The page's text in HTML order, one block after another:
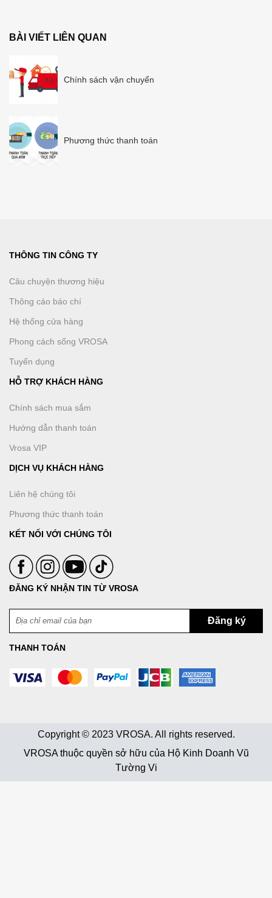
BÀI VIẾT LIÊN QUAN
Chính sách vận chuyển
Phương thức thanh toán
THÔNG TIN CÔNG TY
Câu chuyện thương hiệu
Thông cáo báo chí
Hệ thống cửa hàng
Phong cách sống VROSA
Tuyển dụng
HỖ TRỢ KHÁCH HÀNG
Chính sách mua sắm
Hướng dẫn thanh toán
Vrosa VIP
DỊCH VỤ KHÁCH HÀNG
Liên hệ chúng tôi
Phương thức thanh toán
KẾT NỐI VỚI CHÚNG TÔI
ĐĂNG KÝ NHẬN TIN TỪ VROSA
THANH TOÁN
Copyright © 2023 VROSA. All rights reserved.
VROSA thuộc quyền sở hữu của Hộ Kinh Doanh Vũ
Tường Vi